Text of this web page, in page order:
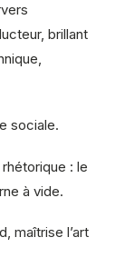
brillant
sociale.
: le
à vide.
maîtrise l’art